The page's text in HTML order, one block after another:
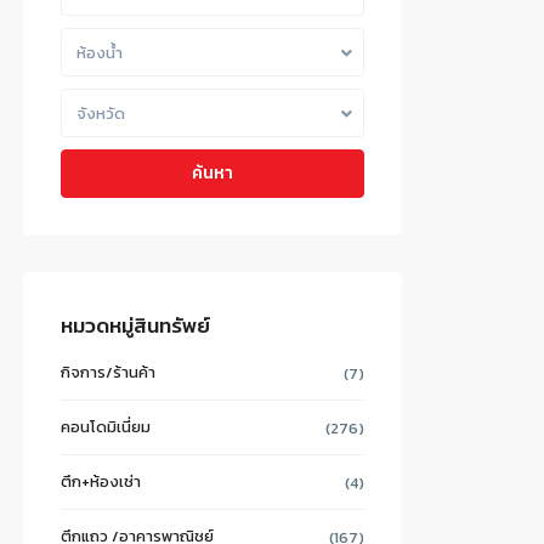
ห้องน้ำ
จังหวัด
ค้นหา
หมวดหมู่สินทรัพย์
กิจการ/ร้านค้า (7)
คอนโดมิเนี่ยม (276)
ตึก+ห้องเช่า (4)
ตึกแถว /อาคารพาณิชย์ (167)